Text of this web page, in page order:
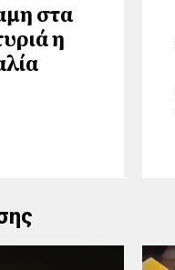
στα
η